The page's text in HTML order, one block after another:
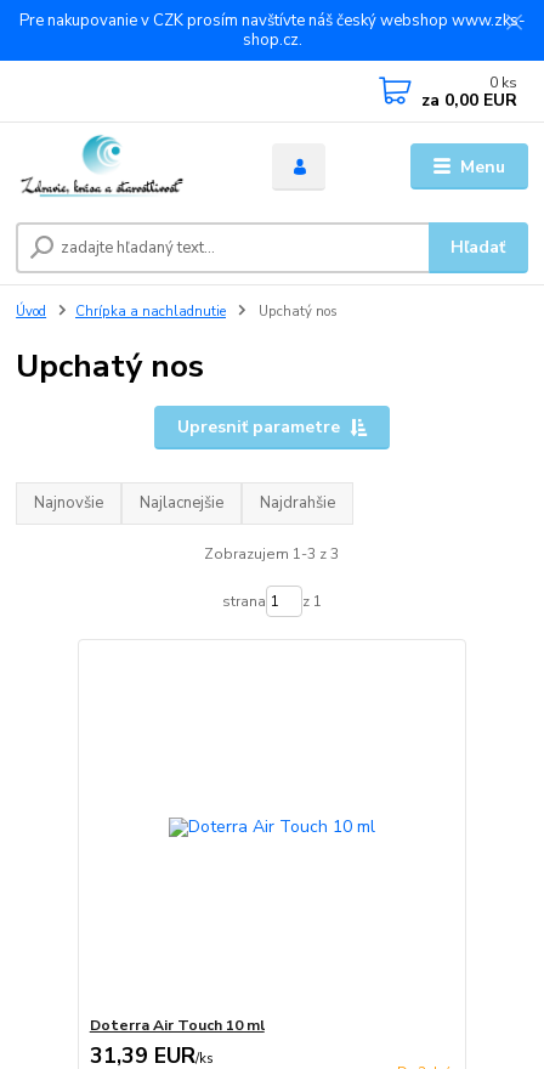
Pre nakupovanie v CZK prosím navštívte náš český webshop www.zks-
shop.cz.
Menu
Hľadať
0 ks
za 0,00 EUR
Úvod Chrípka a nachladnutie Upchatý nos
Upchatý nos
Upresniť parametre
Najnovšie Najlacnejšie Najdrahšie
Zobrazujem 1-3 z 3
strana z 1
Doterra Air Touch 10 ml
31,39 EUR/ks